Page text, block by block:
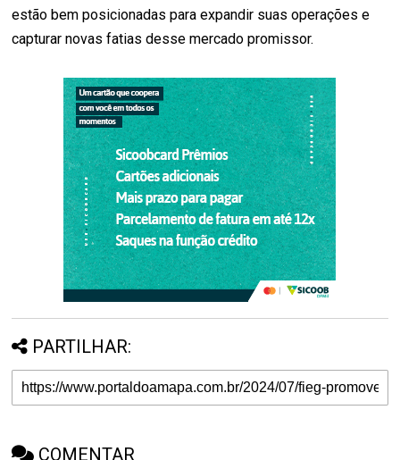
estão bem posicionadas para expandir suas operações e
capturar novas fatias desse mercado promissor.
PARTILHAR:
COMENTAR